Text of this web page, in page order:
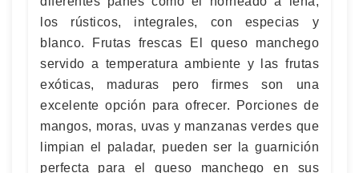
los rústicos, integrales, con especias y
blanco. Frutas frescas El queso manchego
servido a temperatura ambiente y las frutas
exóticas, maduras pero firmes son una
excelente opción para ofrecer. Porciones de
mangos, moras, uvas y manzanas verdes que
limpian el paladar, pueden ser la guarnición
perfecta para el queso manchego en sus